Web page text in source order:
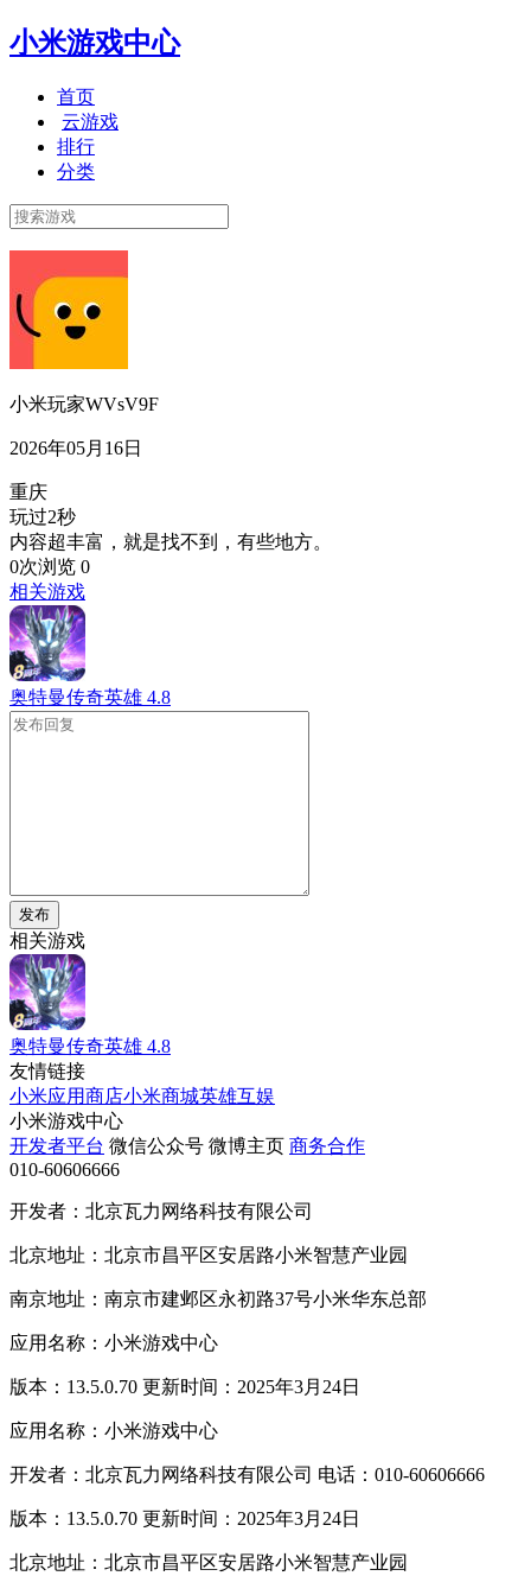
小米游戏中心
首页
云游戏
排行
分类
小米玩家WVsV9F
2026年05月16日
重庆
玩过2秒
内容超丰富，就是找不到，有些地方。
0次浏览 0
相关游戏
奥特曼传奇英雄 4.8
发布
相关游戏
奥特曼传奇英雄 4.8
友情链接
小米应用商店小米商城英雄互娱
小米游戏中心
开发者平台 微信公众号 微博主页 商务合作
010-60606666
开发者：北京瓦力网络科技有限公司
北京地址：北京市昌平区安居路小米智慧产业园
南京地址：南京市建邺区永初路37号小米华东总部
应用名称：小米游戏中心
版本：13.5.0.70 更新时间：2025年3月24日
应用名称：小米游戏中心
开发者：北京瓦力网络科技有限公司 电话：010-60606666
版本：13.5.0.70 更新时间：2025年3月24日
北京地址：北京市昌平区安居路小米智慧产业园